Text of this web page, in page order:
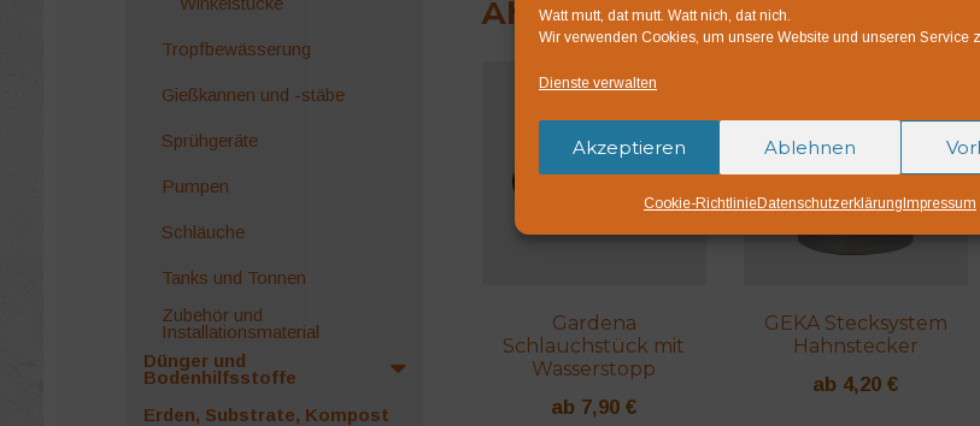
Watt mutt, dat mutt. Watt nich, dat nich.
Wir verwenden Cookies, um unsere Website und unseren Service
Dienste verwalten
Akzeptieren Ablehnen
Cookie-RichtlinieDatenschutzerklärung Impressum
Ähnliche Produkte
Gardena
Schlauchstück mit
Wasserstopp
ab 7,90€
GEKA Stecksystem
Hahnstecker
ab 4,20€
Tropfbewässerung
Gießkannen und -stäbe
Sprühgeräte
Pumpen
Schläuche
Tanks und Tonnen
Zubehör und
Installationsmaterial
Dünger und
Bodenhilfsstoffe
Erden, Substrate, Kompost